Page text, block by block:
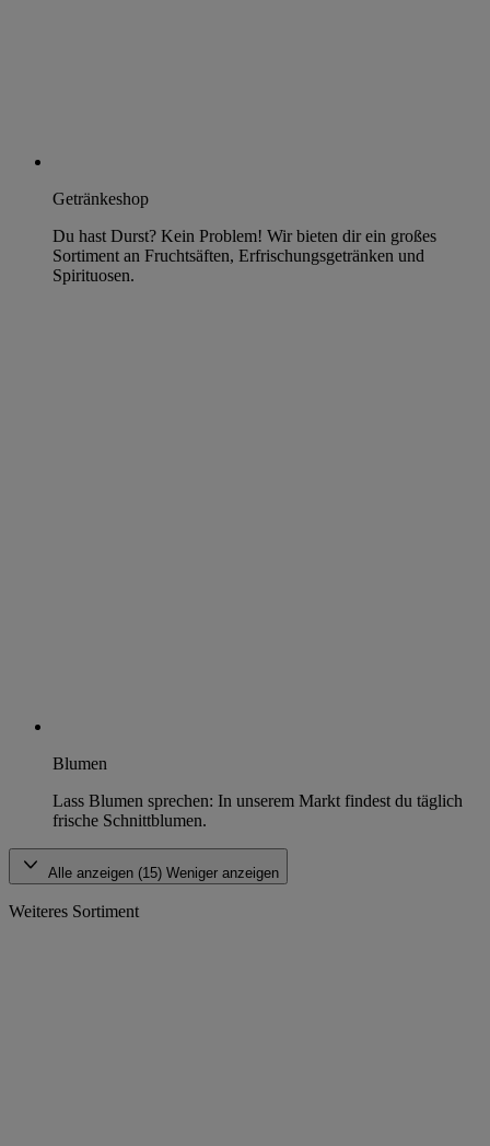
Getränkeshop
Du hast Durst? Kein Problem! Wir bieten dir ein großes
Sortiment an Fruchtsäften, Erfrischungsgetränken und
Spirituosen.
Blumen
Lass Blumen sprechen: In unserem Markt findest du täglich
frische Schnittblumen.
Alle anzeigen (15) Weniger anzeigen
Weiteres Sortiment